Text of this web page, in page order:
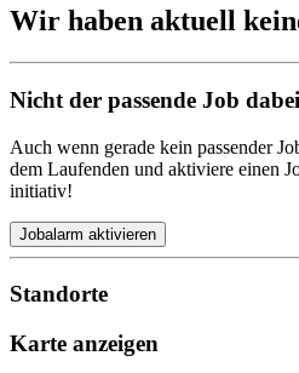
Wir haben aktuell
Nicht der passende Job
Auch wenn gerade kein passender
dem Laufenden und aktiviere einen
initiativ!
Jobalarm aktivieren
Standorte
Karte anzeigen